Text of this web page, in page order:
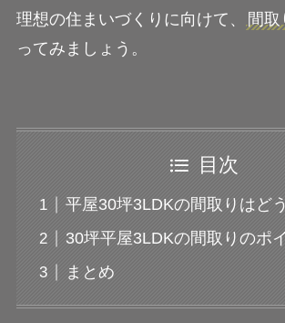
理想の住まいづくりに向けて、
間取
ってみましょう。
目次
平屋30坪3LDKの間取りはど
30坪平屋3LDKの間取りのポ
まとめ